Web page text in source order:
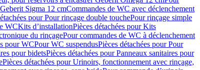
Sigma 12 cmCommandes de WC avec déclenchement
pour Pour rinçage double touchePour rinçage simple
WCKits d’installationPièces détachées pour Kits
du rinçagePour commandes de WC à déclenchement
pour WCPour WC suspendusPièces détachées pour Pour
pour bidetsPièces détachées pour Panneaux sanitaires pour
Pièces détachées pour Urinoirs, fonctionnement avec rinçage,